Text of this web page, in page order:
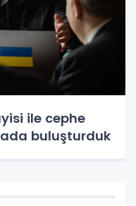
ile cephe
buluşturduk